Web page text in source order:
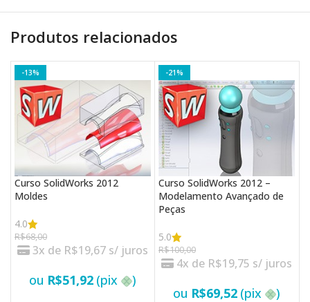
Produtos relacionados
-13%
Curso SolidWorks 2012
Moldes
4.0
R$68,00
3x de R$19,67 s/ juros
ou R$51,92 (pix )
-21%
Curso SolidWorks 2012 –
Modelamento Avançado de
Peças
5.0
R$100,00
4x de R$19,75 s/ juros
ou R$69,52 (pix )